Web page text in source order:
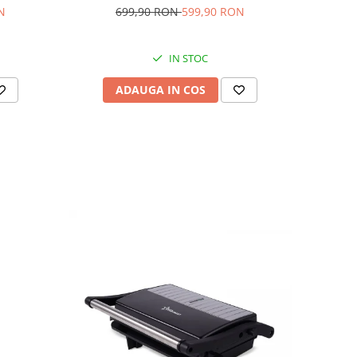
699,90 RON599,90 RON
IN STOC
ADAUGA IN COS